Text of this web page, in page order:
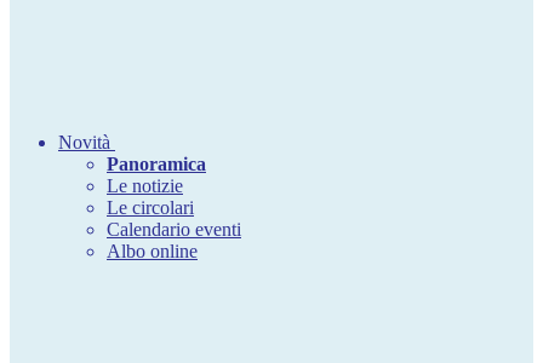
Novità
Panoramica
Le notizie
Le circolari
Calendario eventi
Albo online